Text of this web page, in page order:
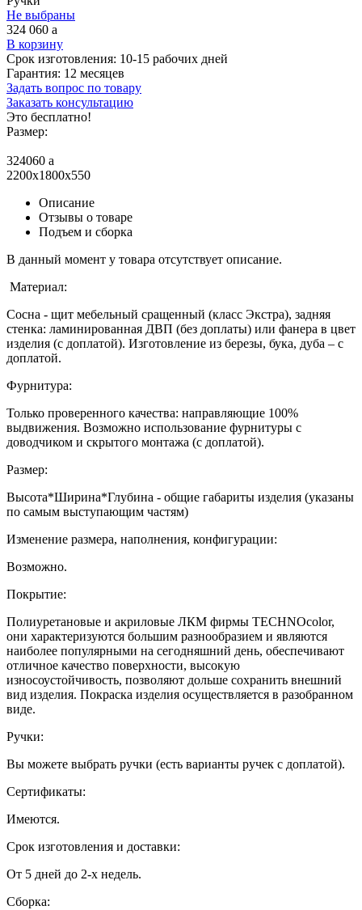
Не выбраны
324 060 a
В корзину
Срок изготовления: 10-15 рабочих дней
Гарантия: 12 месяцев
Задать вопрос по товару
Заказать консультацию
Это бесплатно!
Размер:
324060 a
2200x1800x550
Описание
Отзывы о товаре
Подъем и сборка
В данный момент у товара отсутствует описание.
Материал:
Сосна - щит мебельный сращенный (класс Экстра), задняя
стенка: ламинированная ДВП (без доплаты) или фанера в цвет
изделия (с доплатой). Изготовление из березы, бука, дуба – с
доплатой.
Фурнитура:
Только проверенного качества: направляющие 100%
выдвижения. Возможно использование фурнитуры с
доводчиком и скрытого монтажа (с доплатой).
Размер:
Высота*Ширина*Глубина - общие габариты изделия (указаны
по самым выступающим частям)
Изменение размера, наполнения, конфигурации:
Возможно.
Покрытие:
Полиуретановые и акриловые ЛКМ фирмы TECHNOcolor,
они характеризуются большим разнообразием и являются
наиболее популярными на сегодняшний день, обеспечивают
отличное качество поверхности, высокую
износоустойчивость, позволяют дольше сохранить внешний
вид изделия. Покраска изделия осуществляется в разобранном
виде.
Ручки:
Вы можете выбрать ручки (есть варианты ручек с доплатой).
Сертификаты:
Имеются.
Срок изготовления и доставки:
От 5 дней до 2-х недель.
Сборка: